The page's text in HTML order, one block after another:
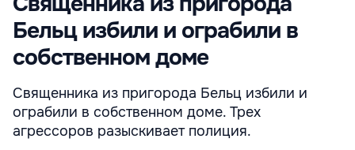
Бельц избили и ограбили в
собственном доме
Священника из пригорода Бельц избили и
ограбили в собственном доме. Трех
агрессоров разыскивает полиция.